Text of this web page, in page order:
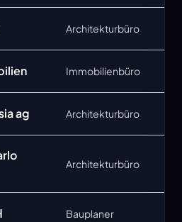
Architekturbüro
Immobilienbüro
ag Architekturbüro
Architekturbüro
Bauplaner